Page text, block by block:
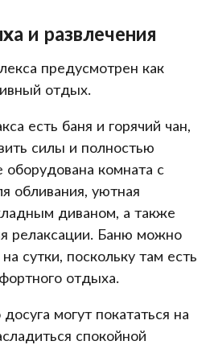
и развлечения
предусмотрен как
отдых.
есть баня и горячий чан,
силы и полностью
оборудована комната с
обливания, уютная
диваном, а также
релаксации. Баню можно
сутки, поскольку там есть
отдыха.
могут покататься на
спокойной